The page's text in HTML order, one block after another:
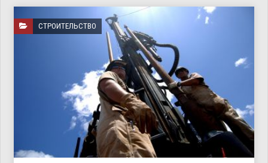
СТРОИТЕЛЬСТВО